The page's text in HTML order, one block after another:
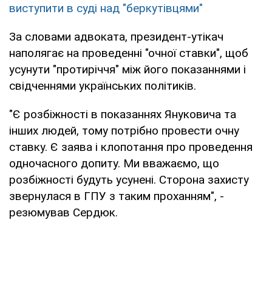
виступити в суді над "беркутівцями"
За словами адвоката, президент-утікач
наполягає на проведенні "очної ставки", щоб
усунути "протиріччя" між його показаннями і
свідченнями українських політиків.
"Є розбіжності в показаннях Януковича та
інших людей, тому потрібно провести очну
ставку. Є заява і клопотання про проведення
одночасного допиту. Ми вважаємо, що
розбіжності будуть усунені. Сторона захисту
звернулася в ГПУ з таким проханням", -
резюмував Сердюк.